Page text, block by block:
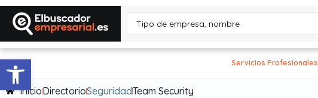
Abrir barra de herramientas Servicios Profesionales
InicioDirectorioSeguridadTeam Security